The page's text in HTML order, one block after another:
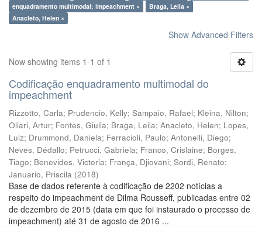
enquadramento multimodal; impeachment ×
Braga, Leila ×
Anacleto, Helen ×
Show Advanced Filters
Now showing items 1-1 of 1
Codificação enquadramento multimodal do
impeachment
Rizzotto, Carla; Prudencio, Kelly; Sampaio, Rafael; Kleina, Nilton;
Oliari, Artur; Fontes, Giulia; Braga, Leila; Anacleto, Helen; Lopes,
Luiz; Drummond, Daniela; Ferracioli, Paulo; Antonelli, Diego;
Neves, Dédallo; Petrucci, Gabriela; Franco, Crislaine; Borges,
Tiago; Benevides, Victoria; França, Djiovani; Sordi, Renato;
Januario, Priscila (2018)
Base de dados referente à codificação de 2202 notícias a
respeito do impeachment de Dilma Rousseff, publicadas entre 02
de dezembro de 2015 (data em que foi instaurado o processo de
impeachment) até 31 de agosto de 2016 ...